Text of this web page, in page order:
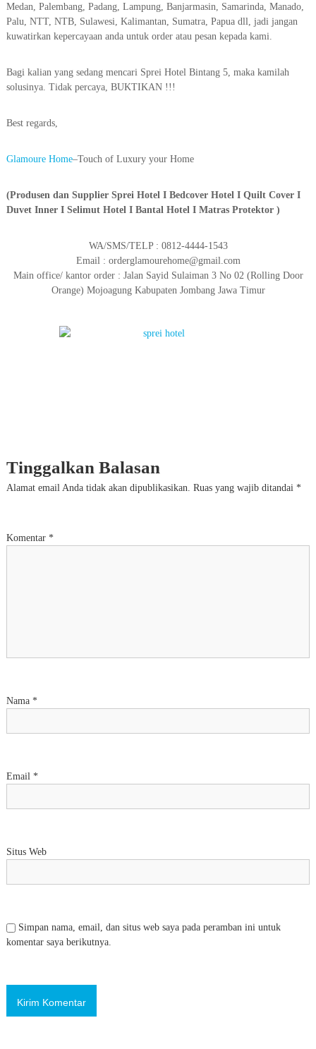
Medan, Palembang, Padang, Lampung, Banjarmasin, Samarinda, Manado,
Palu, NTT, NTB, Sulawesi, Kalimantan, Sumatra, Papua dll, jadi jangan
kuwatirkan kepercayaan anda untuk order atau pesan kepada kami.
Bagi kalian yang sedang mencari Sprei Hotel Bintang 5, maka kamilah
solusinya. Tidak percaya, BUKTIKAN !!!
Best regards,
Glamoure Home–Touch of Luxury your Home
(Produsen dan Supplier Sprei Hotel I Bedcover Hotel I Quilt Cover I
Duvet Inner I Selimut Hotel I Bantal Hotel I Matras Protektor )
WA/SMS/TELP : 0812-4444-1543
Email : orderglamourehome@gmail.com
Main office/ kantor order : Jalan Sayid Sulaiman 3 No 02 (Rolling Door
Orange) Mojoagung Kabupaten Jombang Jawa Timur
Tinggalkan Balasan
Alamat email Anda tidak akan dipublikasikan. Ruas yang wajib ditandai *
Komentar *
Nama *
Email *
Situs Web
Simpan nama, email, dan situs web saya pada peramban ini untuk
komentar saya berikutnya.